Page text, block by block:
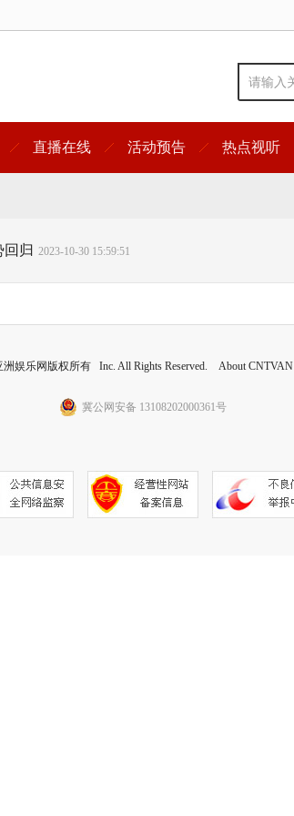
直播在线 活动预告 热点视听
回归 2023-10-30 15:59:51
洲娱乐网版权所有 Inc. All Rights Reserved. About CNTVAN
冀公网安备 13108202000361号